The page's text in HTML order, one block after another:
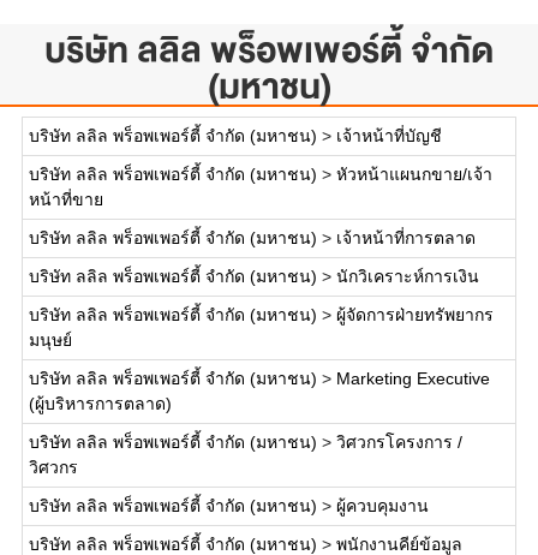
บริษัท ลลิล พร็อพเพอร์ตี้ จำกัด
(มหาชน)
บริษัท ลลิล พร็อพเพอร์ตี้ จำกัด (มหาชน) > เจ้าหน้าที่บัญชี
บริษัท ลลิล พร็อพเพอร์ตี้ จำกัด (มหาชน) > หัวหน้าแผนกขาย/เจ้า
หน้าที่ขาย
บริษัท ลลิล พร็อพเพอร์ตี้ จำกัด (มหาชน) > เจ้าหน้าที่การตลาด
บริษัท ลลิล พร็อพเพอร์ตี้ จำกัด (มหาชน) > นักวิเคราะห์การเงิน
บริษัท ลลิล พร็อพเพอร์ตี้ จำกัด (มหาชน) > ผู้จัดการฝ่ายทรัพยากร
มนุษย์
บริษัท ลลิล พร็อพเพอร์ตี้ จำกัด (มหาชน) > Marketing Executive
(ผู้บริหารการตลาด)
บริษัท ลลิล พร็อพเพอร์ตี้ จำกัด (มหาชน) > วิศวกรโครงการ /
วิศวกร
บริษัท ลลิล พร็อพเพอร์ตี้ จำกัด (มหาชน) > ผู้ควบคุมงาน
บริษัท ลลิล พร็อพเพอร์ตี้ จำกัด (มหาชน) > พนักงานคีย์ข้อมูล